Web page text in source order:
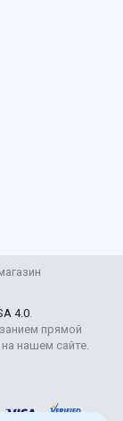
4.0.
прямой
нашем сайте.